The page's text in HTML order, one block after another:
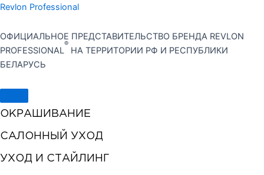
Перейти
содержимому
Revlon Professional
ОФИЦИАЛЬНОЕ ПРЕДСТАВИТЕЛЬСТВО БРЕНДА REVLON
PROFESSIONAL
®
НА ТЕРРИТОРИИ РФ И РЕСПУБЛИКИ
БЕЛАРУСЬ
ОКРАШИВАНИЕ
САЛОННЫЙ УХОД
УХОД И СТАЙЛИНГ